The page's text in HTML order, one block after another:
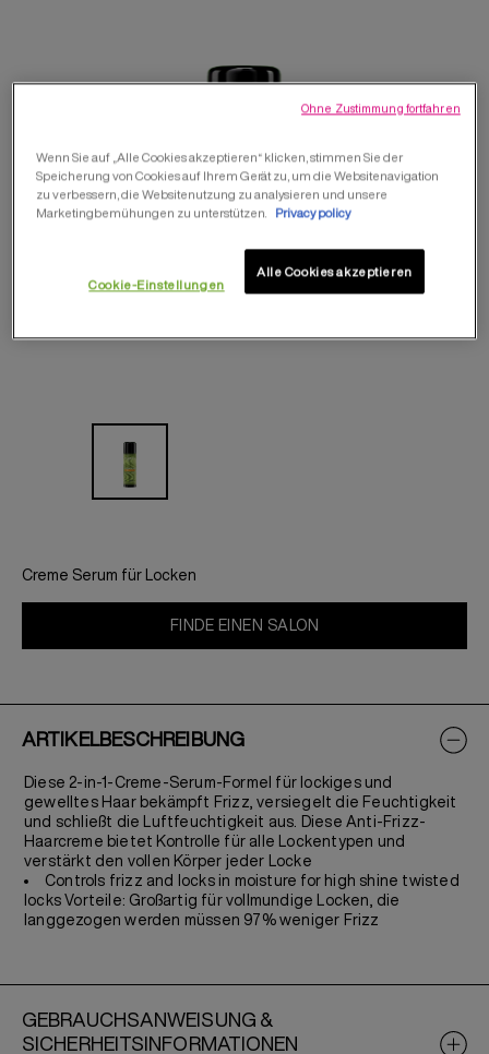
Creme Serum für Locken
FINDE EINEN SALON
ARTIKELBESCHREIBUNG
Diese 2-in-1-Creme-Serum-Formel für lockiges und
gewelltes Haar bekämpft Frizz, versiegelt die Feuchtigkeit
und schließt die Luftfeuchtigkeit aus. Diese Anti-Frizz-
Haarcreme bietet Kontrolle für alle Lockentypen und
verstärkt den vollen Körper jeder Locke
Controls frizz and locks in moisture for high shine twisted
locks Vorteile: Großartig für vollmundige Locken, die
langgezogen werden müssen 97% weniger Frizz
GEBRAUCHSANWEISUNG &
SICHERHEITSINFORMATIONEN
Wenn Sie auf „Alle Cookies akzeptieren“ klicken, stimmen Sie der
Speicherung von Cookies auf Ihrem Gerät zu, um die Websitenavigation
zu verbessern, die Websitenutzung zu analysieren und unsere
Marketingbemühungen zu unterstützen.
Privacy policy
Cookie-Einstellungen
Alle Cookies akzeptieren
Ohne Zustimmung fortfahren